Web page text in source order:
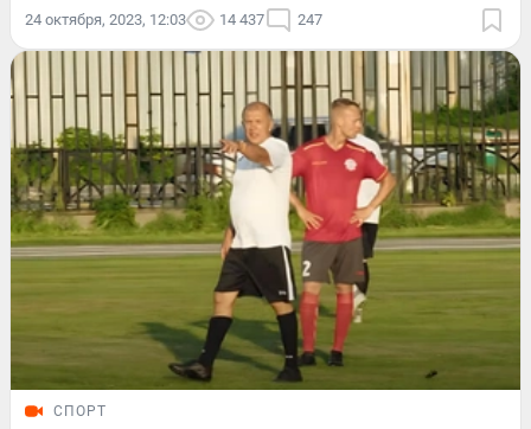
24 октября, 2023, 12:03 14 437 247
СПОРТ